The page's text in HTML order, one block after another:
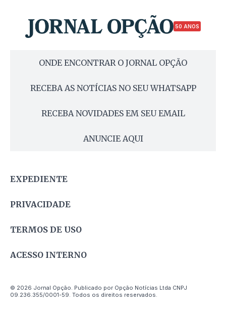
50 ANOS
ONDE ENCONTRAR O JORNAL OPÇÃO
RECEBA AS NOTÍCIAS NO SEU WHATSAPP
RECEBA NOVIDADES EM SEU EMAIL
ANUNCIE AQUI
EXPEDIENTE
PRIVACIDADE
TERMOS DE USO
ACESSO INTERNO
© 2026 Jornal Opção. Publicado por Opção Notícias Ltda CNPJ
09.236.355/0001-59. Todos os direitos reservados.